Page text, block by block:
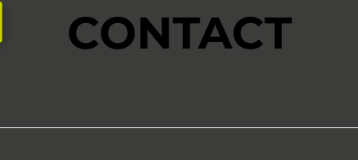
CONTACT
SERVICE